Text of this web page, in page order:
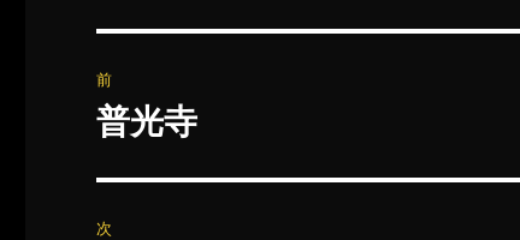
稿
前
前
投
稿:
普光寺
次